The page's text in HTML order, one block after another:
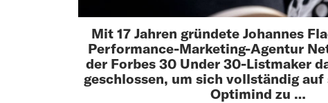
Mit 17 Jahren gründete Johannes
Performance-Marketing-Agentur
der Forbes 30 Under 30-Listmaker
geschlossen, um sich vollständig
Optimind zu …